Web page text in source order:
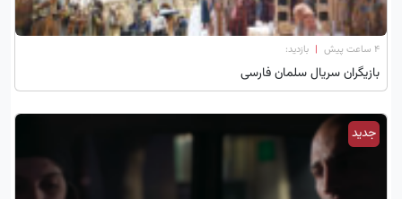
۴ ساعت پیش | بازدید:
بازیگران سریال سلمان فارسی
جدید